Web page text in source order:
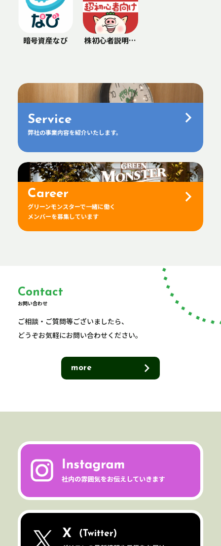
暗号資産なび
株初心者説明書
Service
弊社の事業内容を紹介いたします。
Career
グリーンモンスターで一緒に働く
メンバーを募集しています
Contact
お問い合わせ
ご相談・ご質問等ございましたら、
どうぞお気軽にお問い合わせください。
more